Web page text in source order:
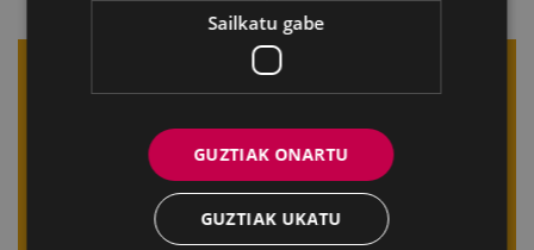
Jaso albiste-boletina
Sartu zure helbidea eta jaso gure albisteak emailez.
Zure e-posta helbidea
Sailkatu gabe
GUZTIAK ONARTU
GUZTIAK UKATU